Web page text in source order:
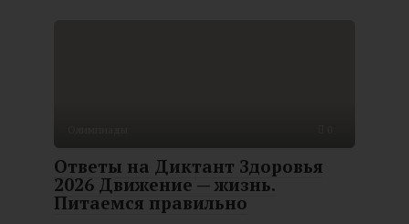
Ответы на Диктант Здоровья
2026 Движение — жизнь.
Питаемся правильно